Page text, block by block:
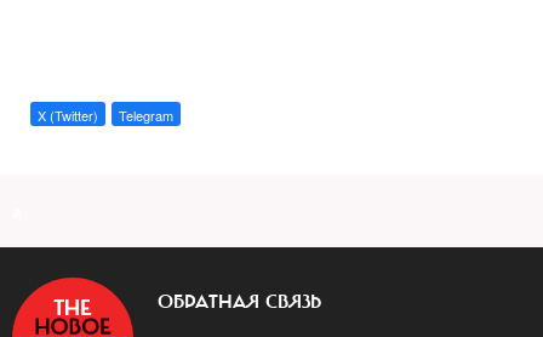
X (Twitter) Telegram
ОБРАТНАЯ СВЯЗЬ